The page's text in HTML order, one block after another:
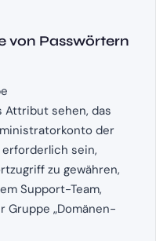
von Passwörtern
Attribut sehen, das
der
sein,
zu gewähren,
Support-Team,
„Domänen-